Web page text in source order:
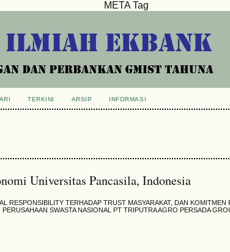
META Tag
TERKINI ARSIP INFORMASI
Universitas Pancasila, Indonesia
RESPONSIBILITY TERHADAP TRUST MASYARAKAT, DAN KOMITMEN
SWASTA NASIONAL PT TRIPUTRA AGRO PERSADA